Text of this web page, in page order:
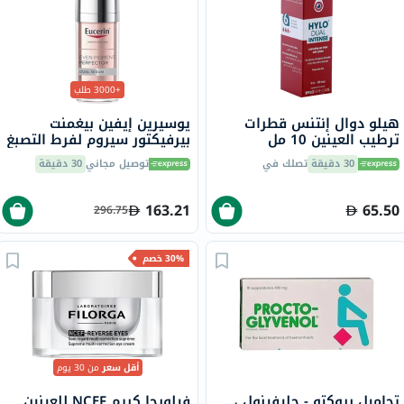
هيلو دوال إنتنس قطرات
ترطيب العينين 10 مل
30 دقيقة تصلك في
65.50
+3000 طلب
يوسيرين إيفين بيغمنت
بيرفيكتور سيروم لفرط التصبغ
المزدوج 30 ملتوصيل مجاني30 دقيقة
163.21
296.75
30% خصم
أقل سعرمن 30 يوم